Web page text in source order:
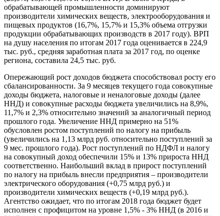
обрабатывающей промышленности доминируют
производители химических веществ, электрооборудования и
пищевых продуктов (16,7%, 15,7% и 15,3% объема отгрузки
продукции обрабатывающих производств в 2017 году). ВРП
на душу населения по итогам 2017 года оценивается в 224,9
тыс. руб., средняя заработная плата за 2017 год, по оценке
региона, составила 24,5 тыс. руб.
Опережающий рост доходов бюджета способствовал росту его
сбалансированности. За 9 месяцев текущего года совокупные
доходы бюджета, налоговые и неналоговые доходы (далее
ННД) и совокупные расходы бюджета увеличились на 8,9%,
11,7% и 2,3% относительно значений за аналогичный период
прошлого года. Увеличение ННД примерно на 51%
обусловлен ростом поступлений по налогу на прибыль
(увеличились на 1,13 млрд руб. относительно поступлений за
9 мес. прошлого года). Рост поступлений по НДФЛ и налогу
на совокупный доход обеспечили 15% и 13% прироста ННД
соответственно. Наибольший вклад в прирост поступлений
по налогу на прибыль внесли предприятия – производители
электрического оборудования (+0,75 млрд руб.) и
производители химических веществ (+0,19 млрд руб.).
Агентство ожидает, что по итогам 2018 года бюджет будет
исполнен с профицитом на уровне 1,5% - 3% ННД (в 2016 и